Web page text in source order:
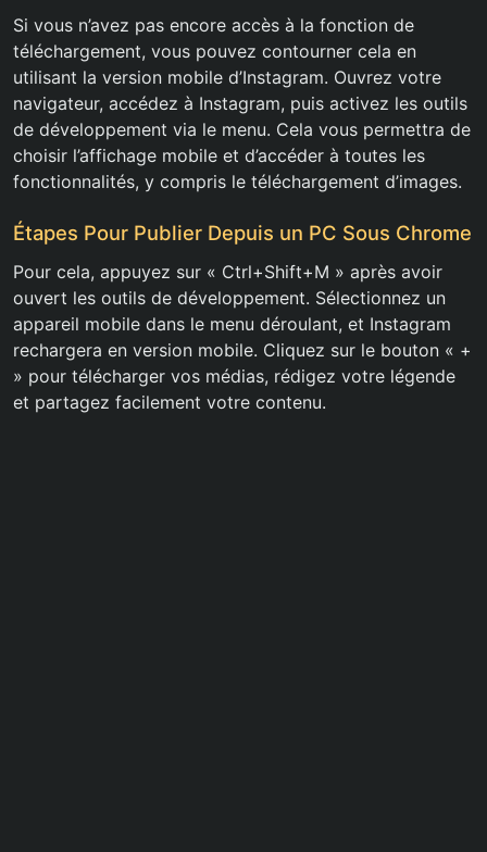
Si vous n’avez pas encore accès à la fonction de
téléchargement, vous pouvez contourner cela en
utilisant la version mobile d’Instagram. Ouvrez votre
navigateur, accédez à Instagram, puis activez les outils
de développement via le menu. Cela vous permettra de
choisir l’affichage mobile et d’accéder à toutes les
fonctionnalités, y compris le téléchargement d’images.
Étapes Pour Publier Depuis un PC Sous Chrome
Pour cela, appuyez sur « Ctrl+Shift+M » après avoir
ouvert les outils de développement. Sélectionnez un
appareil mobile dans le menu déroulant, et Instagram
rechargera en version mobile. Cliquez sur le bouton « +
» pour télécharger vos médias, rédigez votre légende
et partagez facilement votre contenu.